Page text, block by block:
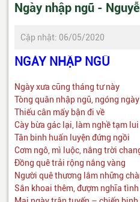
Ngày nhập ngũ -
Cập nhật: 06/05/2020
NGÀY NHẬP NGŨ
Ngày xưa cũng tháng tư này
Tòng quân nhập ngũ, ngóng ngày
Thiếu cân mấy bận đi về
Cày bừa gác lại, làm nghề tạm lui
Tân binh huấn luyện đứng ngồi
Cơm ngô, mì luộc, nắng trời
Đồng quê trải rộng nắng vàng
Người quê thương lắm những
Sắn khoai thêm, đượm nghĩa tình